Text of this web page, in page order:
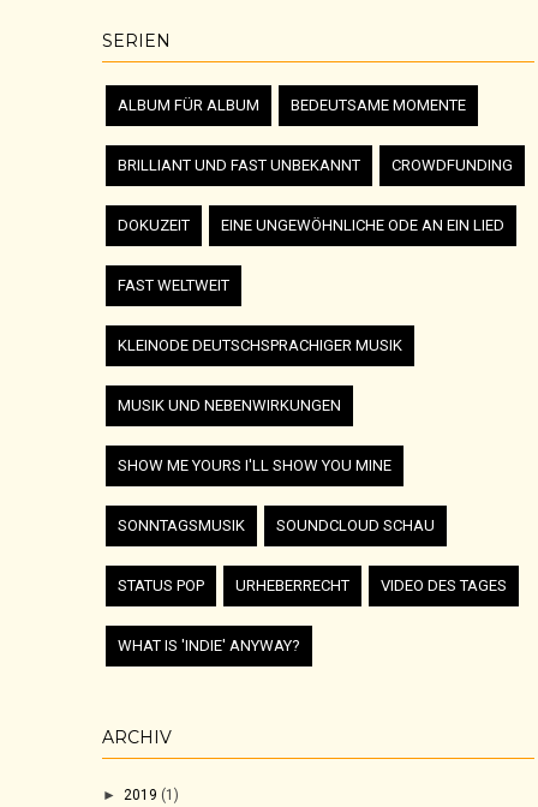
SERIEN
ALBUM FÜR ALBUM BEDEUTSAME MOMENTE
BRILLIANT UND FAST UNBEKANNT CROWDFUNDING
DOKUZEIT EINE UNGEWÖHNLICHE ODE AN EIN LIED
FAST WELTWEIT
KLEINODE DEUTSCHSPRACHIGER MUSIK
MUSIK UND NEBENWIRKUNGEN
SHOW ME YOURS I'LL SHOW YOU MINE
SONNTAGSMUSIK SOUNDCLOUD SCHAU
STATUS POP URHEBERRECHT VIDEO DES TAGES
WHAT IS 'INDIE' ANYWAY?
ARCHIV
► 2019 (1)